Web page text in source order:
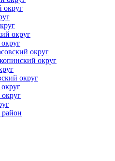
округ
округ
округ
округ
округ